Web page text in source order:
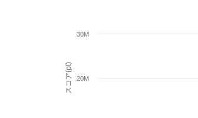
スコア(pt) 20M
30M